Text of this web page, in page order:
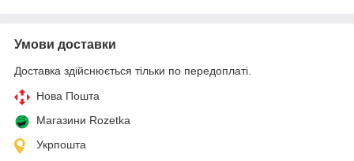
Умови доставки
Доставка здійснюється тільки по передоплаті.
Нова Пошта
Магазини Rozetka
Укрпошта